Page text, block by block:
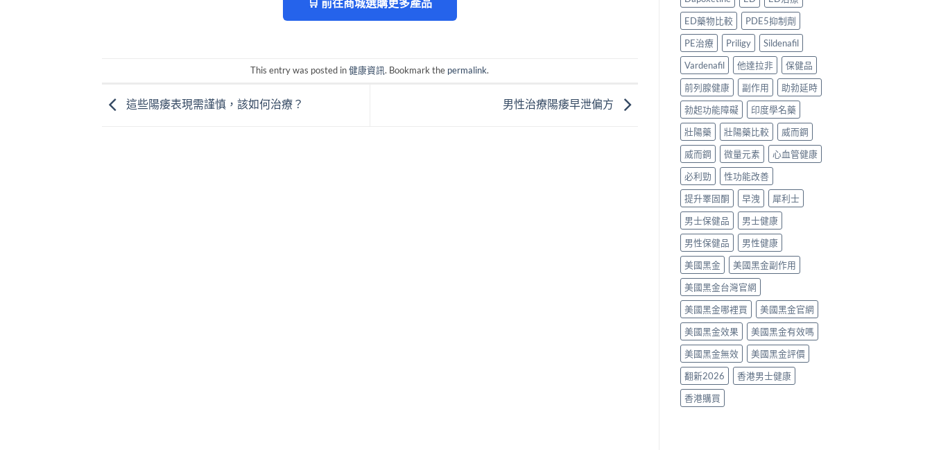
This entry was posted in健康資訊. Bookmark the permalink.
這些陽痿表現需謹慎，該如何治療？ 男性治療陽痿早泄偏方
方
法
與
貨
購
買
指
南〉
中
＋
價
錢
整
指
南〉
中
心？
2026
年
港
延
時
噴
霧
購
買
南〉
ED藥物比較
PDE5抑制劑
PE治療
Priligy
Sildenafil
Vardenafil
他達拉非
保健品
前列腺健康
副作用
助勃延時
勃起功能障礙
印度學名藥
壯陽藥
壯陽藥比較
威而鋼
威而鋼
微量元素
心血管健康
必利勁
性功能改善
提升睪固酮
早洩
犀利士
男士保健品
男士健康
男性保健品
男性健康
美國黑金
美國黑金副作用
美國黑金台灣官網
美國黑金哪裡買
美國黑金官網
美國黑金效果
美國黑金有效嗎
美國黑金無效
美國黑金評價
翻新2026
香港男士健康
香港購買